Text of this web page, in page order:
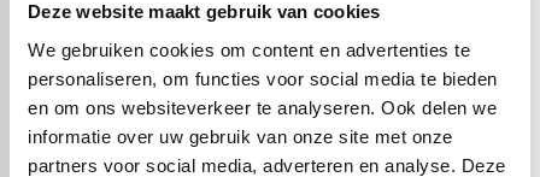
Deze website maakt gebruik van cookies
We gebruiken cookies om content en advertenties te
personaliseren, om functies voor social media te bieden
en om ons websiteverkeer te analyseren. Ook delen we
informatie over uw gebruik van onze site met onze
partners voor social media, adverteren en analyse. Deze
TOEPASSINGEN
Afdichten van dakdetails en opstanden
Gevel- en kozijnaansluitingen
Kilgoten en dakovergangen
Waterkering in de bouw